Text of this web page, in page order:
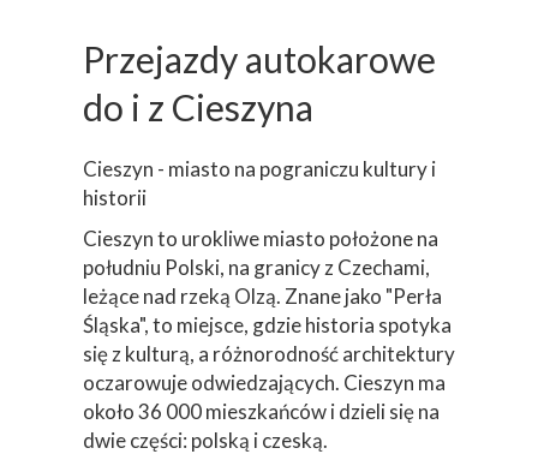
Przejazdy autokarowe
do i z Cieszyna
Cieszyn - miasto na pograniczu kultury i
historii
Cieszyn to urokliwe miasto położone na
południu Polski, na granicy z Czechami,
leżące nad rzeką Olzą. Znane jako "Perła
Śląska", to miejsce, gdzie historia spotyka
się z kulturą, a różnorodność architektury
oczarowuje odwiedzających. Cieszyn ma
około 36 000 mieszkańców i dzieli się na
dwie części: polską i czeską.